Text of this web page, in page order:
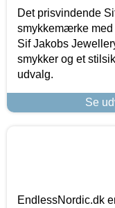
Det prisvindende
smykkemærke med
Sif Jakobs
smykker og et
udvalg.
Se
EndlessNordic.dk